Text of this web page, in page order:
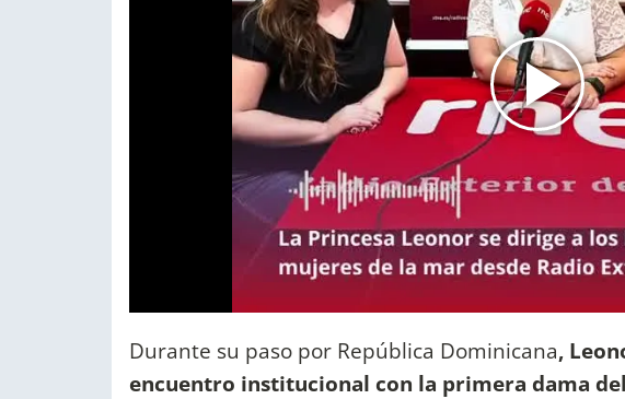
Durante su paso por República Dominicana,
encuentro institucional con la primera dama